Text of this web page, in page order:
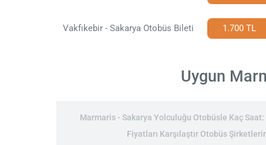
Vakfıkebir - Sakarya Otobüs Bileti 1.700 TL
Uygun
Marmaris - Sakarya Yolculuğu Otobüsle Kaç
Fiyatları Karşılaştır Otobüs